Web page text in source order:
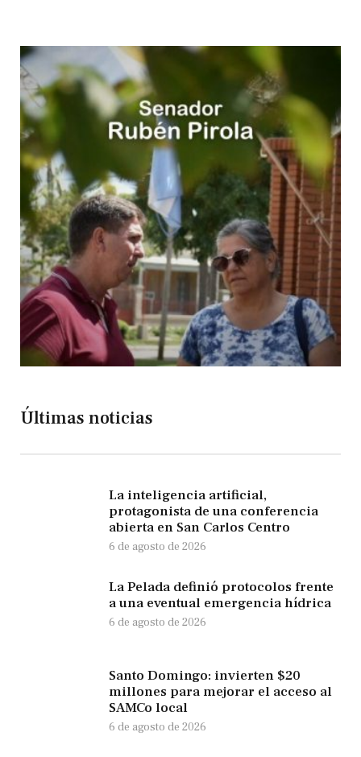
Últimas noticias
La inteligencia artificial,
protagonista de una conferencia
abierta en San Carlos Centro
6 de agosto de 2026
La Pelada definió protocolos frente
a una eventual emergencia hídrica
6 de agosto de 2026
Santo Domingo: invierten $20
millones para mejorar el acceso al
SAMCo local
6 de agosto de 2026